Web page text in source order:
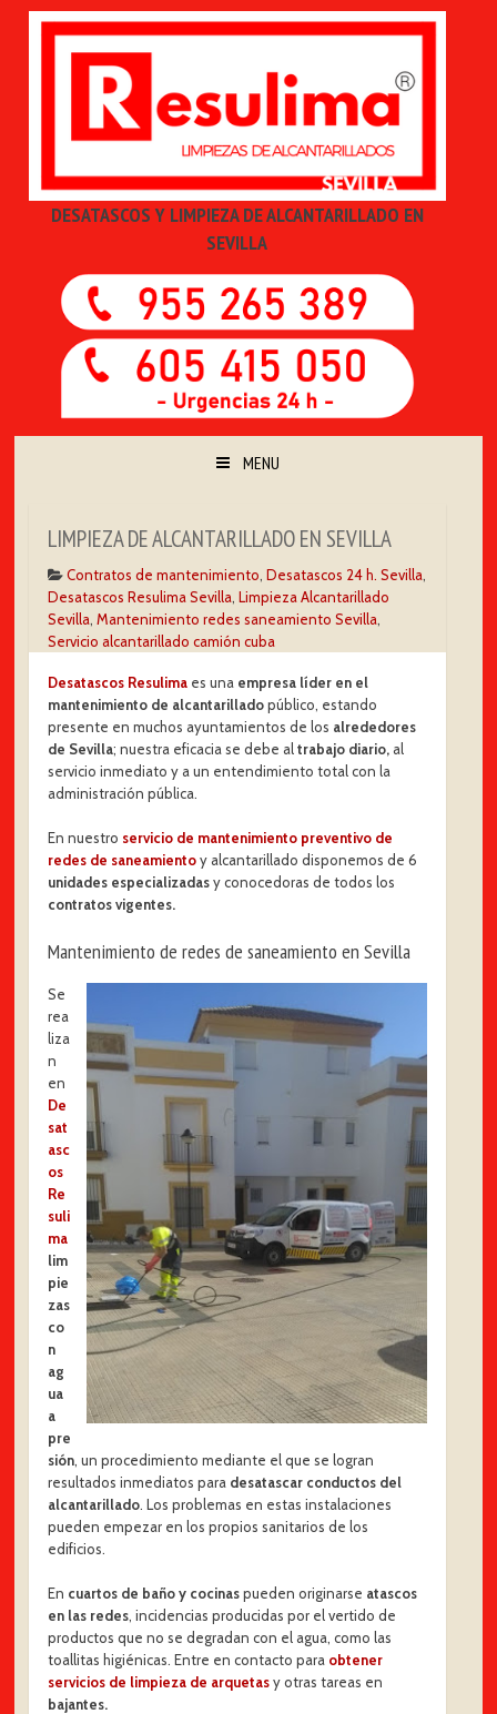
DESATASCOS Y LIMPIEZA DE ALCANTARILLADO EN
SEVILLA
MENU
LIMPIEZA DE ALCANTARILLADO EN SEVILLA
Contratos de mantenimiento ,Desatascos 24 h. Sevilla
Desatascos Resulima Sevilla ,Limpieza Alcantarillado
Sevilla ,Mantenimiento redes saneamiento Sevilla
Servicio alcantarillado camión cuba
Desatascos Resulima es una empresa líder en el
mantenimiento de alcantarilladopúblico, estando
presente en muchos ayuntamientos de los alrededores
de Sevilla; nuestra eficacia se debe altrabajo diario, al
servicio inmediato y a un entendimiento total con la
administración pública.
En nuestro servicio de mantenimiento preventivo de
redes de saneamientoy alcantarillado disponemos de 6
unidades especializadasy conocedoras de todos los
contratos vigentes.
Mantenimiento de redes de saneamiento en Sevilla
Se
rea
liza
n
en
De
sat
asc
os
Re
suli
ma
lim
pie
zas
co
n
ag
ua
a
pre
sión, un procedimiento mediante el que se logran
resultados inmediatos para desatascar conductos del
alcantarillado. Los problemas en estas instalaciones
pueden empezar en los propios sanitarios de los
edificios.
En cuartos de baño y cocinaspueden originarse atascos
en las redes, incidencias producidas por el vertido de
productos que no se degradan con el agua, como las
toallitas higiénicas. Entre en contacto para obtener
servicios de limpieza de arquetasy otras tareas en
bajantes.